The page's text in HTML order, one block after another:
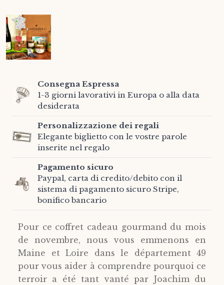
Consegna Espressa
1-3 giorni lavorativi in Europa o alla data
desiderata
Personalizzazione dei regali
Elegante biglietto con le vostre parole
inserite nel regalo
Pagamento sicuro
Paypal, carta di credito/debito con il
sistema di pagamento sicuro Stripe,
bonifico bancario
Pour ce coffret cadeau gourmand du mois
de novembre, nous vous emmenons en
Maine et Loire dans le département 49
pour vous aider à comprendre pourquoi ce
terroir a été tant vanté par Joachim du